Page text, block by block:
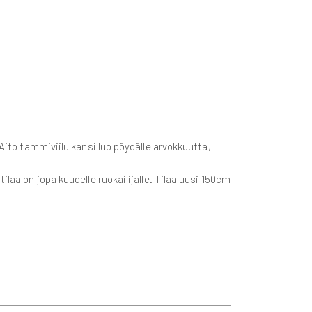
tammiviilu kansi luo pöydälle arvokkuutta,
on jopa kuudelle ruokailijalle. Tilaa uusi 150cm